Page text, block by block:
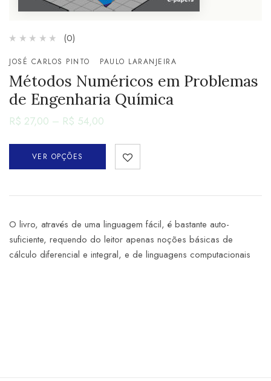
(0)
JOSÉ CARLOS PINTO PAULO LARANJEIRA
Métodos Numéricos em Problemas
de Engenharia Química
R$ 27,00 – R$ 54,00
VER OPÇÕES
O livro, através de uma linguagem fácil, é bastante auto-
suficiente, requendo do leitor apenas noções básicas de
cálculo diferencial e integral, e de linguagens computacionais